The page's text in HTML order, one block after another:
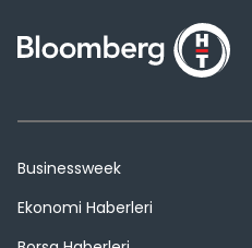
Businessweek
Ekonomi Haberleri